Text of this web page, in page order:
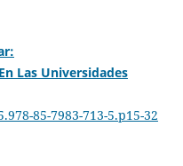
Las Universidades
85-7983-713-5.p15-32